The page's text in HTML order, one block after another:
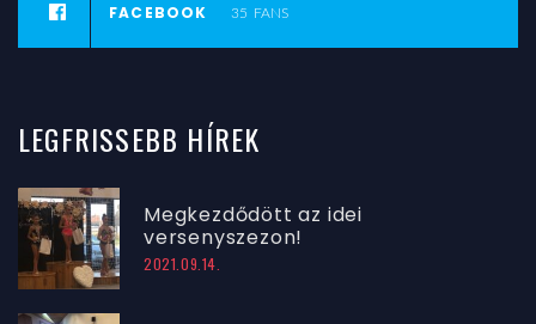
FACEBOOK 35 FANS
LEGFRISSEBB HÍREK
Megkezdődött az idei
versenyszezon!
2021.09.14.